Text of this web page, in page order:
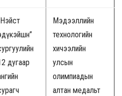
дугаар
Мэдээллийн
технологийн
хичээлийн
улсын
олимпиадын
алтан медальт